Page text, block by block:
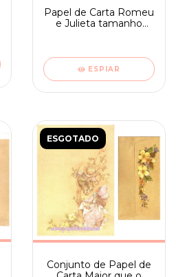
Papel de Carta Romeu
e Julieta tamanho
ESPIAR
ESGOTADO
Conjunto de Papel de